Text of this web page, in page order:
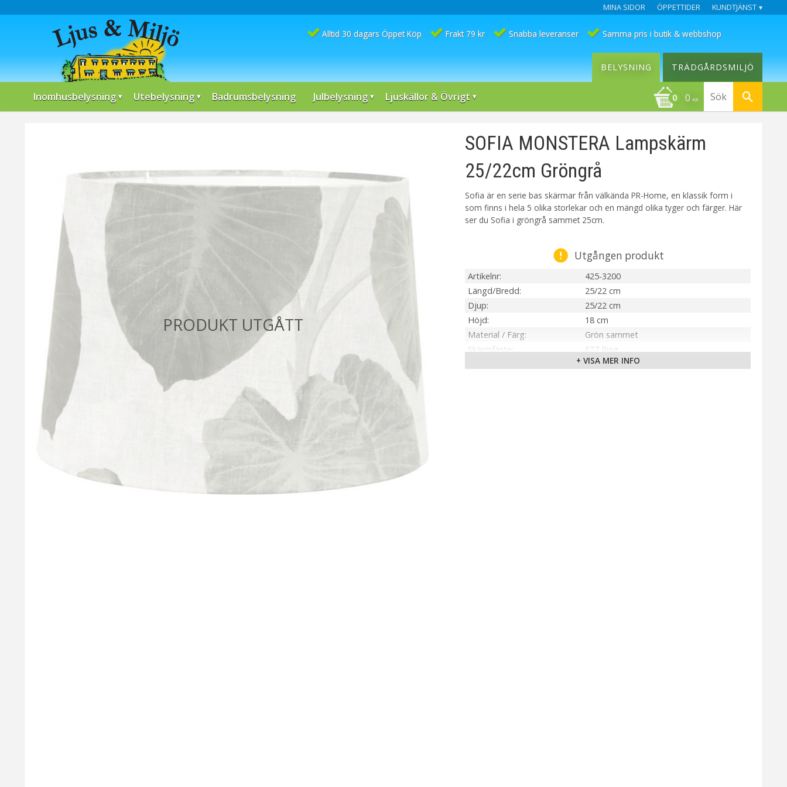
MINA SIDOR ÖPPETTIDER KUNDTJÄNST
Alltid 30 dagars Öppet Köp Frakt 79 kr Snabba leveranser Samma pris i butik & webbshop
Inomhusbelysning Utebelysning Badrumsbelysning Julbelysning Ljuskällor & Övrigt 0 KR
BELYSNING TRÄDGÅRDSMILJÖ
SOFIA MONSTERA Lampskärm
25/22cm Gröngrå
Sofia är en serie bas skärmar från välkända PR-Home, en klassik form i
som finns i hela 5 olika storlekar och en mängd olika tyger och färger. Här
ser du Sofia i gröngrå sammet 25cm.
Utgången produkt
Artikelnr
425-3200
Längd/Bredd
25/22 cm
Djup
25/22 cm
Höjd
18 cm
Material / Färg
Grön sammet
Skärmfäste
E27 Ring
Inomhus
+ VISA MER INFO